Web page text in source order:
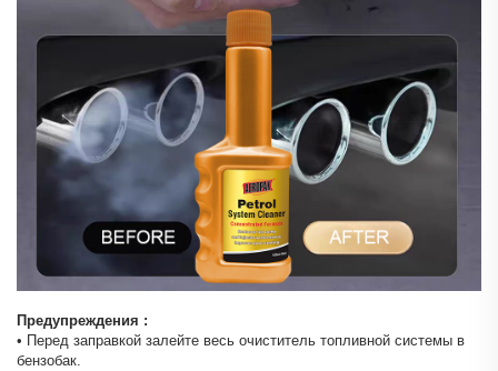
Предупреждения :
• Перед заправкой залейте весь очиститель топливной системы в
бензобак.